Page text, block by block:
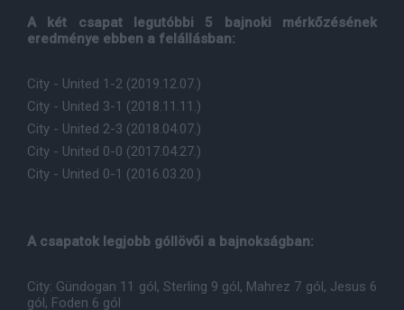
A két csapat legutóbbi 5 bajnoki mérkőzésének
eredménye ebben a felállásban:
City - United 1-2 (2019.12.07.)
City - United 3-1 (2018.11.11.)
City - United 2-3 (2018.04.07.)
City - United 0-0 (2017.04.27.)
City - United 0-1 (2016.03.20.)
A csapatok legjobb góllövői a bajnokságban:
City: Gündogan 11 gól, Sterling 9 gól, Mahrez 7 gól, Jesus 6
gól, Foden 6 gól